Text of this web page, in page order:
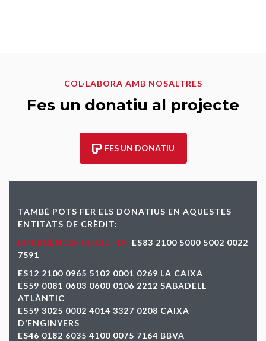
COL·LABORA AMB NOSALTRES
Fes un donatiu al projecte
FES UN DONATIU
TAMBÉ POTS FER ELS DONATIUS EN AQUESTES
ENTITATS DE CRÈDIT:
EMERGÈNCIA COVID-19: ES83 2100 5000 5002 0022
7591
ES12 2100 0965 5102 0001 0269 LA CAIXA
ES59 0081 0603 0600 0106 2212 SABADELL
ATLÀNTIC
ES59 3025 0002 4014 3327 0208 CAIXA
D’ENGINYERS
ES46 0182 6035 4100 0075 7164 BBVA